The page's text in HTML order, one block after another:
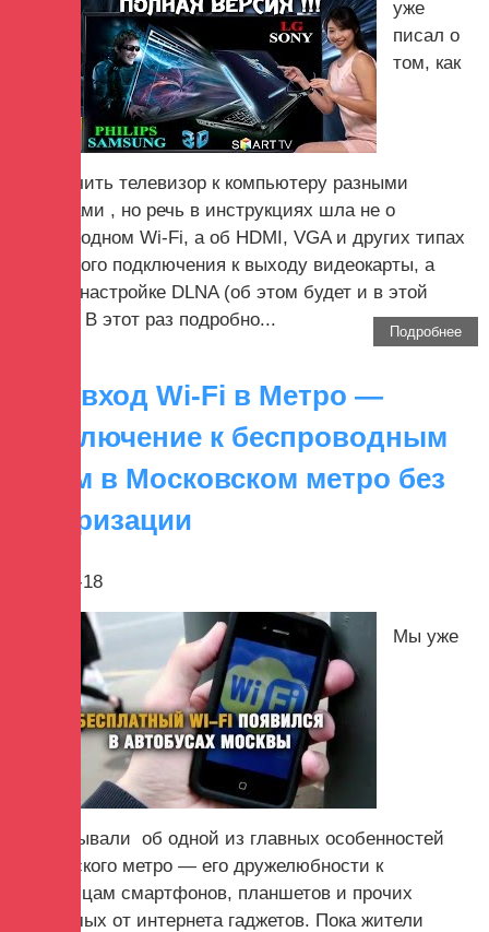
уже
писал о
том, как
подключить телевизор к компьютеру разными
способами , но речь в инструкциях шла не о
беспроводном Wi-Fi, а об HDMI, VGA и других типах
проводного подключения к выходу видеокарты, а
также о настройке DLNA (об этом будет и в этой
статье). В этот раз подробно...
Подробнее
Автовход Wi-Fi в Метро —
подключение к беспроводным
сетям в Московском метро без
авторизации
2017-10-18
Мы уже
рассказывали об одной из главных особенностей
Московского метро — его дружелюбности к
владельцам смартфонов, планшетов и прочих
зависимых от интернета гаджетов. Пока жители